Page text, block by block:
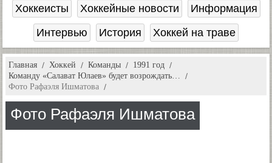
Хоккеисты
Хоккейные новости
Информация
Интервью
История Хоккей на траве
Главная Хоккей Команды
1991 год
Команду «Салават Юлаев» будет возрождать…
Фото Рафаэля Ишматова
Фото Рафаэля Ишматова